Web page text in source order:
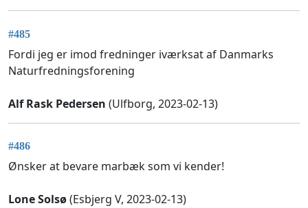
#485
Fordi jeg er imod fredninger iværksat af Danmarks
Naturfredningsforening
Alf Rask Pedersen (Ulfborg, 2023-02-13)
#486
Ønsker at bevare marbæk som vi kender!
Lone Solsø(Esbjerg V, 2023-02-13)